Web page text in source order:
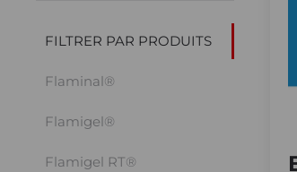
FILTRER PAR PRODUITS
Flaminal®
Flamigel®
Flamigel RT®